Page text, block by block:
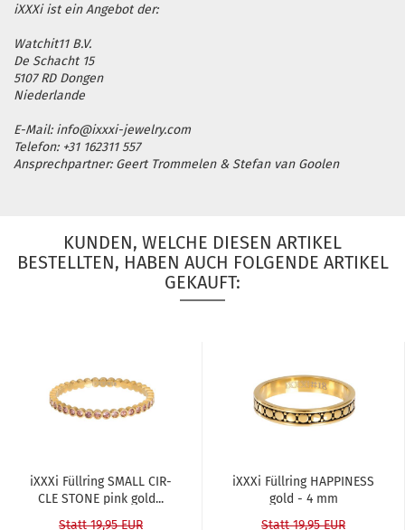
iXXXi ist ein Angebot der:
Watchit11 B.V.
De Schacht 15
5107 RD Dongen
Niederlande
E-Mail: info@ixxxi-jewelry.com
Telefon: +31 162311 557
Ansprechpartner: Geert Trommelen & Stefan van Goolen
KUNDEN, WELCHE DIESEN ARTIKEL
BESTELLTEN, HABEN AUCH FOLGENDE ARTIKEL
GEKAUFT:
iXXXi Füll­ring SMALL CIR­
CLE STONE pink gold...
Statt 19,95 EUR
iXXXi Füll­ring HAP­PI­NESS
gold - 4 mm
Statt 19,95 EUR